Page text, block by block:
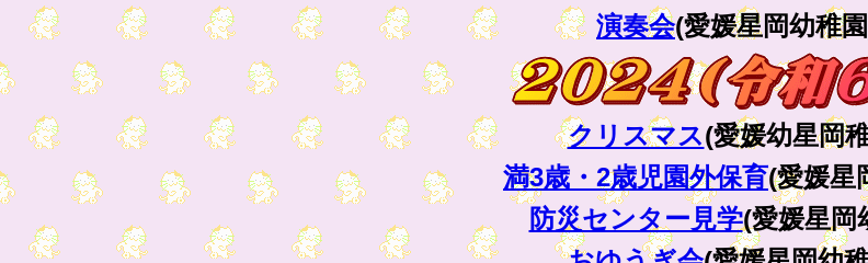
演奏会(愛媛星岡幼稚
クリスマス(愛媛幼星岡
満3歳・2歳児園外保育(愛媛星
防災センター見学(愛媛星岡